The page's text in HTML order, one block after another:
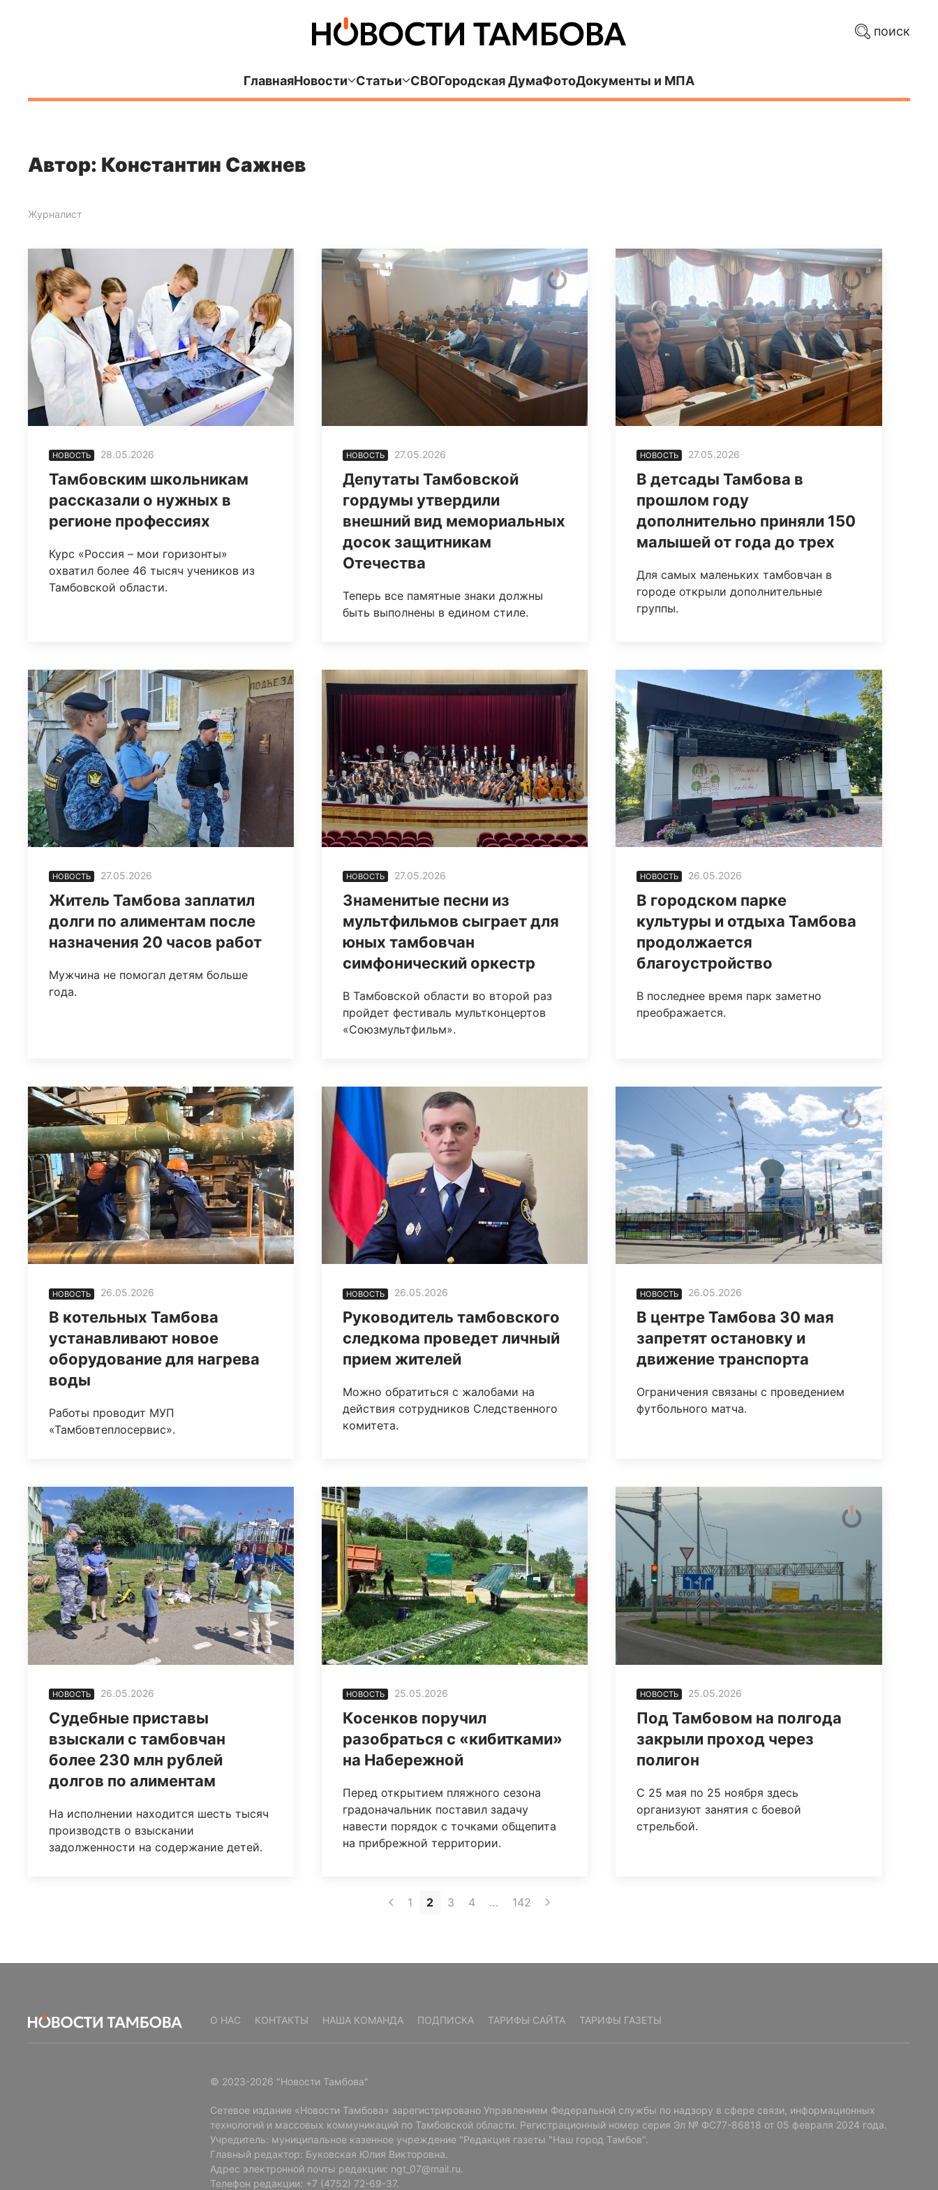
поиск
ГлавнаяНовости Статьи СВОГородская ДумаФотоДокументы и МПА
Автор: Константин Сажнев
Журналист
НОВОСТЬ 28.05.2026
Тамбовским школьникам
рассказали о нужных в
регионе профессиях
Курс «Россия – мои горизонты»
охватил более 46 тысяч учеников из
Тамбовской области.
НОВОСТЬ 27.05.2026
Депутаты Тамбовской
гордумы утвердили
внешний вид мемориальных
досок защитникам
Отечества
Теперь все памятные знаки должны
быть выполнены в едином стиле.
НОВОСТЬ 27.05.2026
В детсады Тамбова в
прошлом году
дополнительно приняли 150
малышей от года до трех
Для самых маленьких тамбовчан в
городе открыли дополнительные
группы.
НОВОСТЬ 27.05.2026
Житель Тамбова заплатил
долги по алиментам после
назначения 20 часов работ
Мужчина не помогал детям больше
года.
НОВОСТЬ 27.05.2026
Знаменитые песни из
мультфильмов сыграет для
юных тамбовчан
симфонический оркестр
В Тамбовской области во второй раз
пройдет фестиваль мультконцертов
«Союзмультфильм».
НОВОСТЬ 26.05.2026
В городском парке
культуры и отдыха Тамбова
продолжается
благоустройство
В последнее время парк заметно
преображается.
НОВОСТЬ 26.05.2026
В котельных Тамбова
устанавливают новое
оборудование для нагрева
воды
Работы проводит МУП
«Тамбовтеплосервис».
НОВОСТЬ 26.05.2026
Руководитель тамбовского
следкома проведет личный
прием жителей
Можно обратиться с жалобами на
действия сотрудников Следственного
комитета.
НОВОСТЬ 26.05.2026
В центре Тамбова 30 мая
запретят остановку и
движение транспорта
Ограничения связаны с проведением
футбольного матча.
НОВОСТЬ 26.05.2026
Судебные приставы
взыскали с тамбовчан
более 230 млн рублей
долгов по алиментам
На исполнении находится шесть тысяч
производств о взыскании
задолженности на содержание детей.
НОВОСТЬ 25.05.2026
Косенков поручил
разобраться с «кибитками»
на Набережной
Перед открытием пляжного сезона
градоначальник поставил задачу
навести порядок с точками общепита
на прибрежной территории.
НОВОСТЬ 25.05.2026
Под Тамбовом на полгода
закрыли проход через
полигон
С 25 мая по 25 ноября здесь
организуют занятия с боевой
стрельбой.
1 2 3 4 … 142
О НАС КОНТАКТЫ НАША КОМАНДА ПОДПИСКА ТАРИФЫ САЙТА ТАРИФЫ ГАЗЕТЫ
© 2023-2026 "Новости Тамбова"
Сетевое издание «Новости Тамбова» зарегистрировано Управлением Федеральной службы по надзору в сфере связи, информационных
технологий и массовых коммуникаций по Тамбовской области. Регистрационный номер серия Эл № ФС77-86818 от 05 февраля 2024 года.
Учредитель: муниципальное казенное учреждение "Редакция газеты "Наш город Тамбов".
Главный редактор: Буковская Юлия Викторовна.
Адрес электронной почты редакции: ngt_07@mail.ru.
Телефон редакции: +7 (4752) 72-69-37.